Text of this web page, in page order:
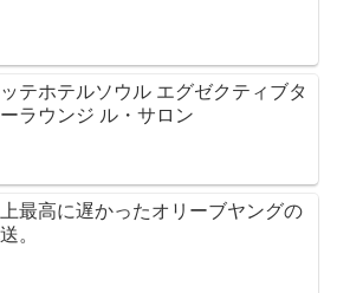
テホテルソウル エグゼクティブタ
ラウンジ ル・サロン
最高に遅かったオリーブヤングの
。